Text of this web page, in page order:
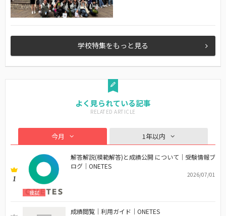
学校特集をもっと見る
よく見られている記事
今月 1年以内
1
模試
解答解説(模範解答)と成績公開 について｜受験情報ブ
ログ｜ONETES
2026/07/01
成績閲覧｜利用ガイド｜ONETES